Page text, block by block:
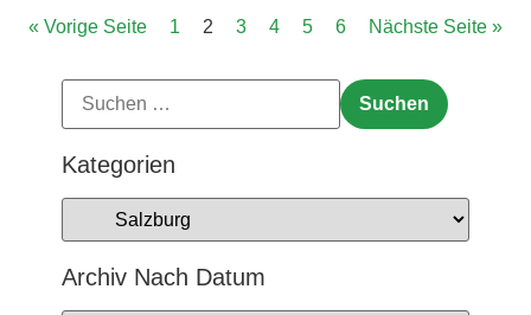
« Vorige Seite 1 2 3 4 5 6 Nächste Seite »
Kategorien
Archiv Nach Datum